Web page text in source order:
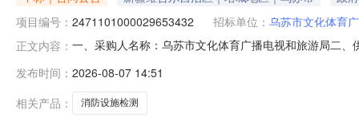
项目编号： 2471101000029653432 招标单位： 乌苏市文化体育
正文内容： 一、采购人名称：乌苏市文化体育广播电视和旅游局二
1.0014107.7614107.76服务要求或标的基本概况：七、
发布时间： 2026-08-07 14:51
相关产品：
消防设施检测